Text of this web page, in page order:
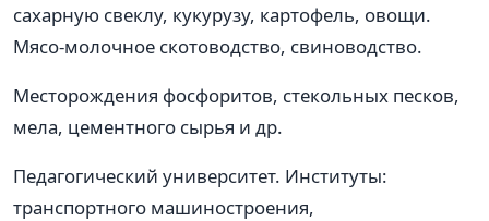
сахарную свеклу, кукурузу, картофель, овощи.
Мясо-молочное скотоводство, свиноводство.
Месторождения фосфоритов, стекольных песков,
мела, цементного сырья и др.
Педагогический университет. Институты:
транспортного машиностроения,